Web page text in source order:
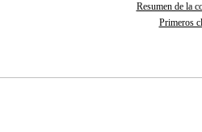
Resumen de la
Primeros